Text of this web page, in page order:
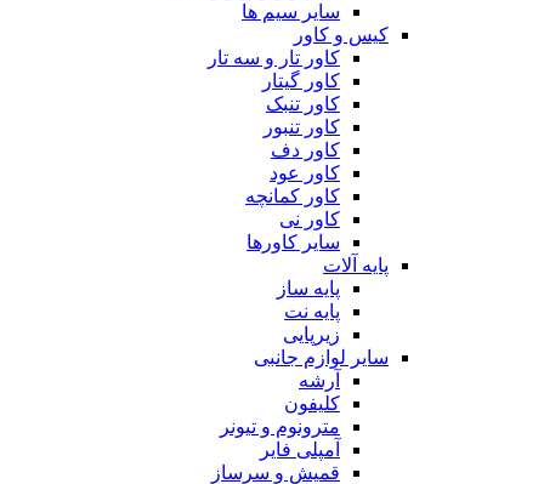
سایر سیم ها
کیس و کاور
کاور تار و سه تار
کاور گیتار
کاور تنبک
کاور تنبور
کاور دف
کاور عود
کاور کمانچه
کاور نی
سایر کاورها
پایه آلات
پایه ساز
پایه نت
زیرپایی
سایر لوازم جانبی
آرشه
کلیفون
مترونوم و تیونر
آمپلی فایر
قمیش و سرساز